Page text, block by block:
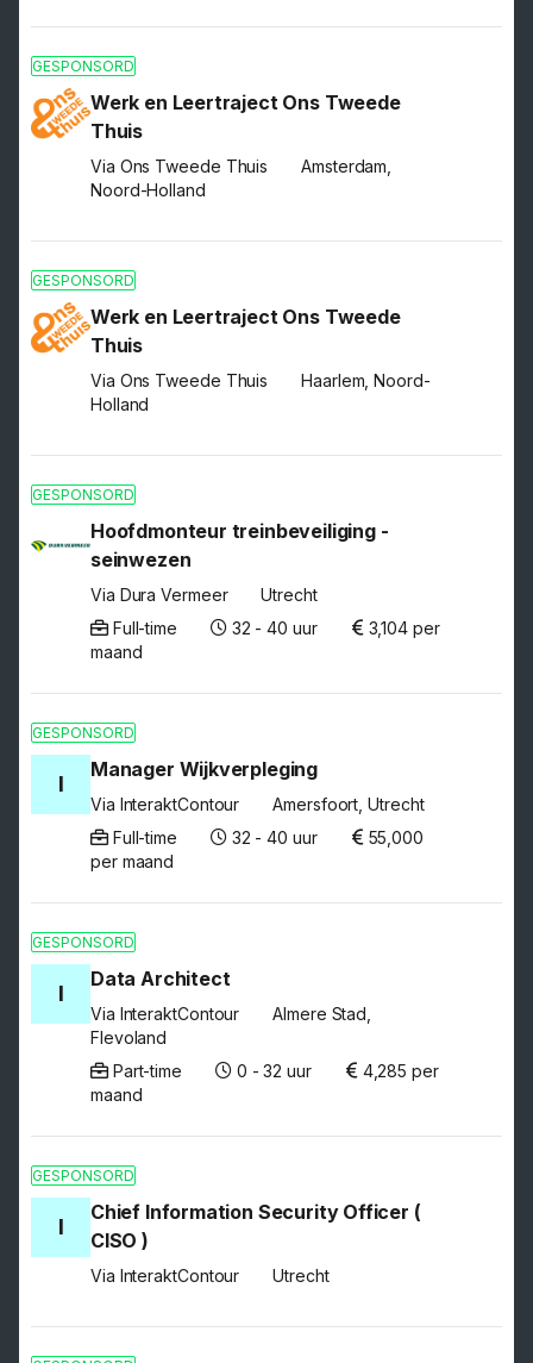
GESPONSORD
Werk en Leertraject Ons Tweede
Thuis
Via Ons Tweede Thuis
Amsterdam,
Noord-Holland
GESPONSORD
Werk en Leertraject Ons Tweede
Thuis
Via Ons Tweede Thuis
Haarlem, Noord-
Holland
GESPONSORD
Hoofdmonteur treinbeveiliging -
seinwezen
Via Dura Vermeer
Utrecht
Full-time
32 - 40 uur
3,104 per
maand
GESPONSORD
I
Manager Wijkverpleging
Via InteraktContour
Amersfoort, Utrecht
Full-time
32 - 40 uur
55,000
per maand
GESPONSORD
I
Data Architect
Via InteraktContour
Almere Stad,
Flevoland
Part-time
0 - 32 uur
4,285 per
maand
GESPONSORD
I
Chief Information Security Officer (
CISO )
Via InteraktContour Utrecht